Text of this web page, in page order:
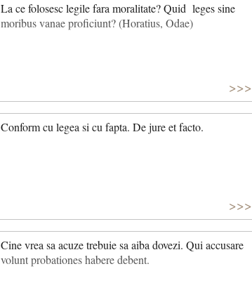
La ce folosesc legile fara moralitate? Quid leges sine
moribus vanae proficiunt? (Horatius, Odae)
>>>
Conform cu legea si cu fapta. De jure et facto.
>>>
Cine vrea sa acuze trebuie sa aiba dovezi. Qui accusare
volunt probationes habere debent.